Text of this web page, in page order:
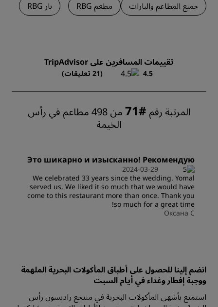
جميع المطاعم والبارات مطعم RBG بار RBG
تقييمات المسافرين على TripAdvisor
4.5 (21 تعليقات)
المرتبة رقم #71
من 498 مطاعم في رأس
الخيمة
Это шикарно и изысканно! Рекомендую
2024-03-29
We celebrated 33 years since the wedding. Yomal
served us. We liked it so much that we would have
come to this restaurant more than once. Thank you
so much for a great time!
Оксана С
انضم إلينا للحصول على أطباق المأكولات البحرية الملهمة
ووجبة إفطار وغداء في أيام السبت
استمتع بأشهى المأكولات البحرية في منتجع راديسون رأس